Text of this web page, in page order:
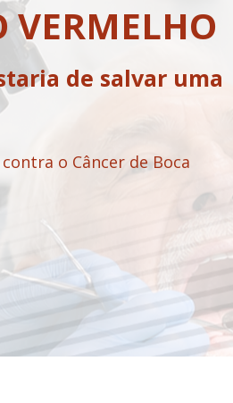
VERMELHO
de salvar uma
o Câncer de Boca